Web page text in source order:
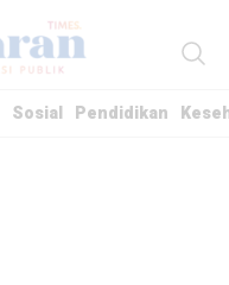
Sosial Pendidikan